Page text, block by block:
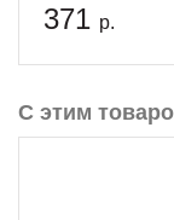
371 р.
С этим